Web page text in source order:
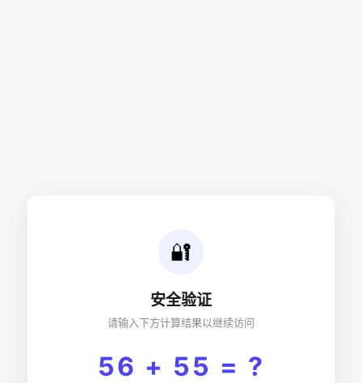
🔐
安全验证
请输入下方计算结果以继续访问
56 + 55 = ?